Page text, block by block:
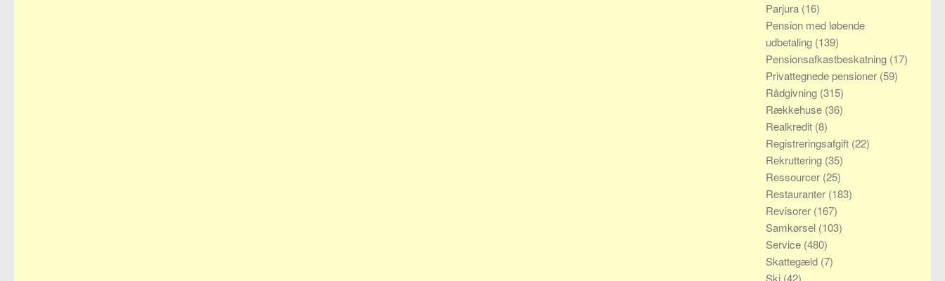
Parjura (16)
Pension med løbende
udbetaling (139)
Pensionsafkastbeskatning (17)
Privattegnede pensioner (59)
Rådgivning (315)
Rækkehuse (36)
Realkredit (8)
Registreringsafgift (22)
Rekruttering (35)
Ressourcer (25)
Restauranter (183)
Revisorer (167)
Samkørsel (103)
Service (480)
Skattegæld (7)
Ski (42)